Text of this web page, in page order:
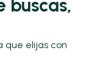
buscas,
que elijas con